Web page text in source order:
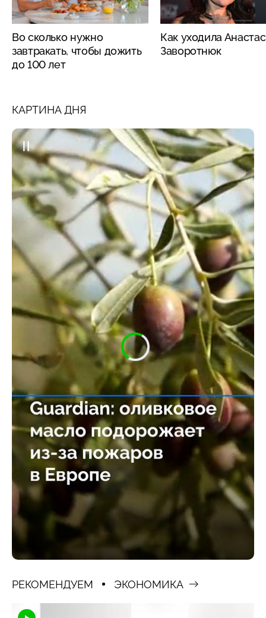
Во сколько нужно
завтракать, чтобы дожить
до 100 лет
Как уходила
Заворотнюк
КАРТИНА ДНЯ
РЕКОМЕНДУЕМ ЭКОНОМИКА